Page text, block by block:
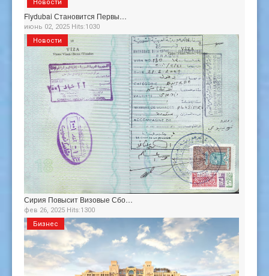
Flydubai Становится Первы…
июнь 02, 2025 Hits:1030
Новости
Сирия Повысит Визовые Сбо…
фев 26, 2025 Hits:1300
Новости
Бизнес